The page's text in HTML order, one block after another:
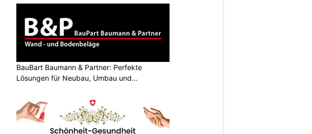
BauBart Baumann & Partner: Perfekte
Lösungen für Neubau, Umbau und